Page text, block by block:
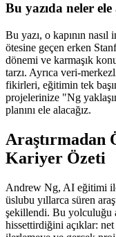
Bu yazıda neler ele
Bu yazı, o kapının
ötesine geçen erken
dönemi ve karmaşık
tarzı. Ayrıca veri-
fikirleri, eğitimin tek
projelerinize "Ng
planını ele alacağız.
Araştırmadan
Kariyer Özeti
Andrew Ng, AI eğitimi
üslubu yıllarca süren
şekillendi. Bu yolculuğu
hissettirdiğini açıklar: